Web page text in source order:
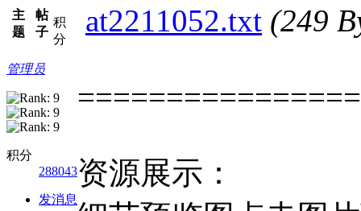
主
题
帖
子
积
分
管理员
积分
288043
发消息
at2211052.txt (249
资源展示：